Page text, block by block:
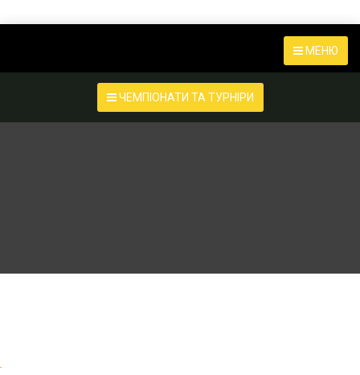
МЕНЮ
ЧЕМПІОНАТИ ТА ТУРНІРИ